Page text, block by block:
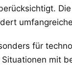
für
mit